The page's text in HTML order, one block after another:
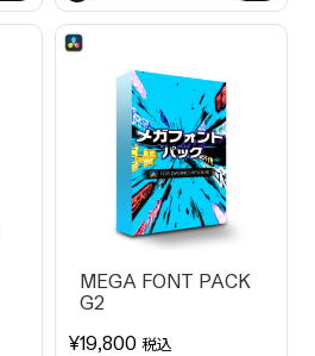
MEGA FONT PACK
G2
¥19,800 税込